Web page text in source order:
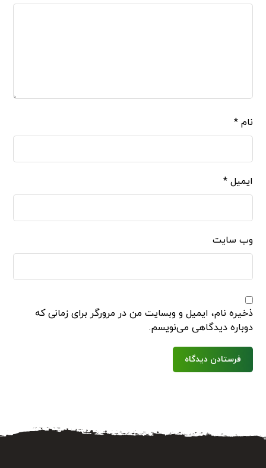
نام*
ایمیل*
وب‌ سایت
ذخیره نام، ایمیل و وبسایت من در مرورگر برای زمانی که
دوباره دیدگاهی می‌نویسم.
فرستادن دیدگاه